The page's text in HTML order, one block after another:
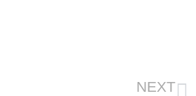
NEXT